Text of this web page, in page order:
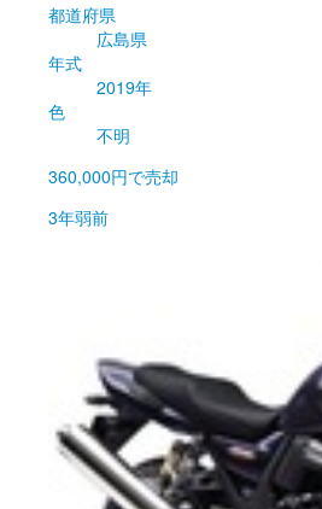
都道府県
広島県
年式
2019年
色
不明
360,000円で売却
3年弱前